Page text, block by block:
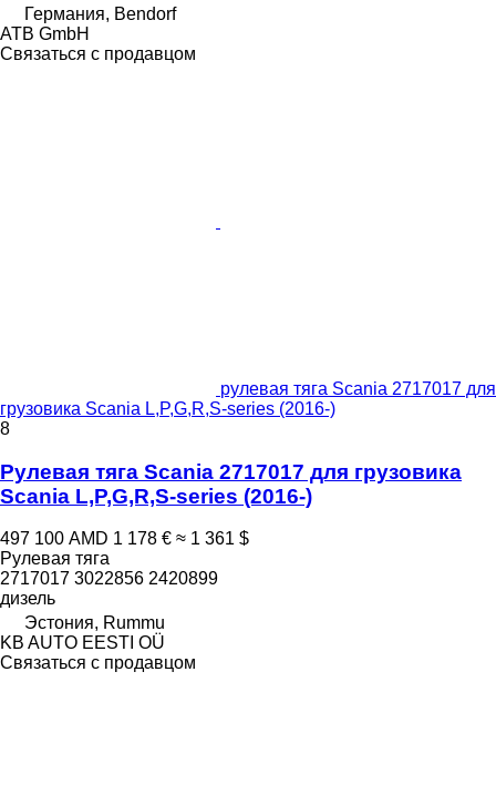
Германия, Bendorf
ATB GmbH
Связаться с продавцом
рулевая тяга Scania 2717017 для
грузовика Scania L,P,G,R,S-series (2016-)
8
Рулевая тяга Scania 2717017 для грузовика
Scania L,P,G,R,S-series (2016-)
497 100 AMD 1 178 € ≈ 1 361 $
Рулевая тяга
2717017 3022856 2420899
дизель
Эстония, Rummu
KB AUTO EESTI OÜ
Связаться с продавцом